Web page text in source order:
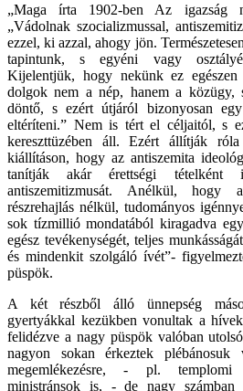
„Maga írta 1902-ben Az igazság
„Vádolnak szocializmussal,
ezzel, ki azzal, ahogy jön.
tapintunk, s egyéni vagy
Kijelentjük, hogy nekünk ez
dolgok nem a nép, hanem a közügy,
döntő, s ezért útjáról bizonyosan
eltéríteni.” Nem is tért el céljaitól, s
kereszttüzében áll. Ezért állítják
kiállításon, hogy az antiszemita
tanítják akár érettségi tételként
antiszemitizmusát. Anélkül, hogy
részrehajlás nélkül, tudományos
sok tízmillió mondatából kiragadva
egész tevékenységét, teljes
és mindenkit szolgáló ívét”-
püspök.
A két részből álló ünnepség
gyertyákkal kezükben vonultak a
felidézve a nagy püspök valóban
nagyon sokan érkeztek plébánosuk
megemlékezésre, - pl. templomi
ministránsok is, - de nagy számban